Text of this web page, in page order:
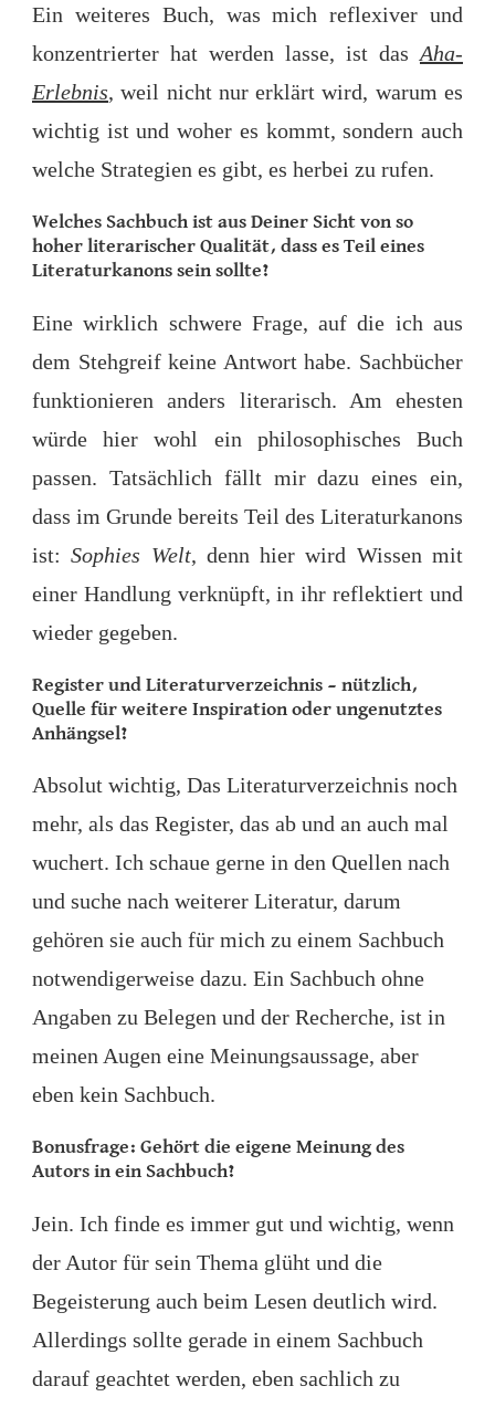
Ein weiteres Buch, was mich reflexiver und
konzentrierter hat werden lasse, ist das Aha-
Erlebnis, weil nicht nur erklärt wird, warum es
wichtig ist und woher es kommt, sondern auch
welche Strategien es gibt, es herbei zu rufen.
Welches Sachbuch ist aus Deiner Sicht von so
hoher literarischer Qualität, dass es Teil eines
Literaturkanons sein sollte?
Eine wirklich schwere Frage, auf die ich aus
dem Stehgreif keine Antwort habe. Sachbücher
funktionieren anders literarisch. Am ehesten
würde hier wohl ein philosophisches Buch
passen. Tatsächlich fällt mir dazu eines ein,
dass im Grunde bereits Teil des Literaturkanons
ist:Sophies Welt, denn hier wird Wissen mit
einer Handlung verknüpft, in ihr reflektiert und
wieder gegeben.
Register und Literaturverzeichnis – nützlich,
Quelle für weitere Inspiration oder ungenutztes
Anhängsel?
Absolut wichtig, Das Literaturverzeichnis noch
mehr, als das Register, das ab und an auch mal
wuchert. Ich schaue gerne in den Quellen nach
und suche nach weiterer Literatur, darum
gehören sie auch für mich zu einem Sachbuch
notwendigerweise dazu. Ein Sachbuch ohne
Angaben zu Belegen und der Recherche, ist in
meinen Augen eine Meinungsaussage, aber
eben kein Sachbuch.
Bonusfrage: Gehört die eigene Meinung des
Autors in ein Sachbuch?
Jein. Ich finde es immer gut und wichtig, wenn
der Autor für sein Thema glüht und die
Begeisterung auch beim Lesen deutlich wird.
Allerdings sollte gerade in einem Sachbuch
darauf geachtet werden, eben sachlich zu